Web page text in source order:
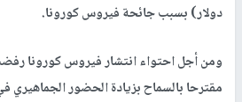
دولار) بسبب جائحة فيروس كورونا.
ومن أجل احتواء انتشار فيروس كورونا
مقترحا بالسماح بزيادة الحضور الجماهيري